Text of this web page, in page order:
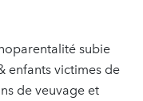
subie
enfants victimes de
de veuvage et